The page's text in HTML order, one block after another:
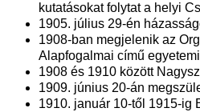
kutatásokat folytat a helyi
1905. július 29-én
1908-ban megjelenik az
Alapfogalmai című
1908 és 1910 között
1909. június 20-án
1910. január 10-től 1915-ig